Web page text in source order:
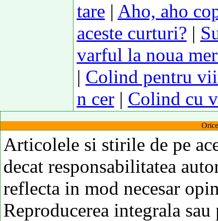
tare | Aho, aho
aceste curturi? |
varful la noua
| Colind pentru
n cer| Colind cu
Articolele si stirile de pe
decat responsabilitatea
reflecta in mod necesar
Reproducerea integrala